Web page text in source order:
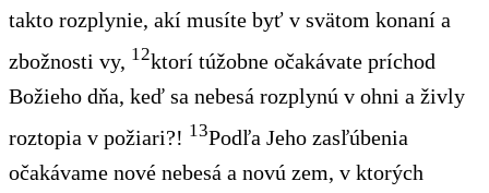
takto rozplynie, akí musíte byť v svätom konaní a
zbožnosti vy, 12ktorí túžobne očakávate príchod
Božieho dňa, keď sa nebesá rozplynú v ohni a živly
roztopia v požiari?! 13Podľa Jeho zasľúbenia
očakávame nové nebesá a novú zem, v ktorých